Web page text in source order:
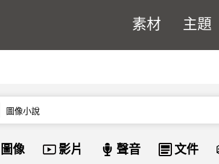
素材 主題
資料類型
圖像 影片 聲音 文件